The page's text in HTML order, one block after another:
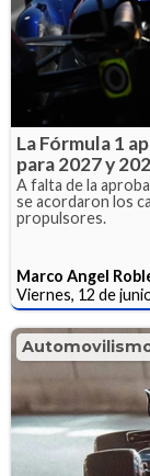
La Fórmula 1
para 2027 y
A falta de la
se acordaron los
propulsores.
Marco Angel
Viernes, 12 de